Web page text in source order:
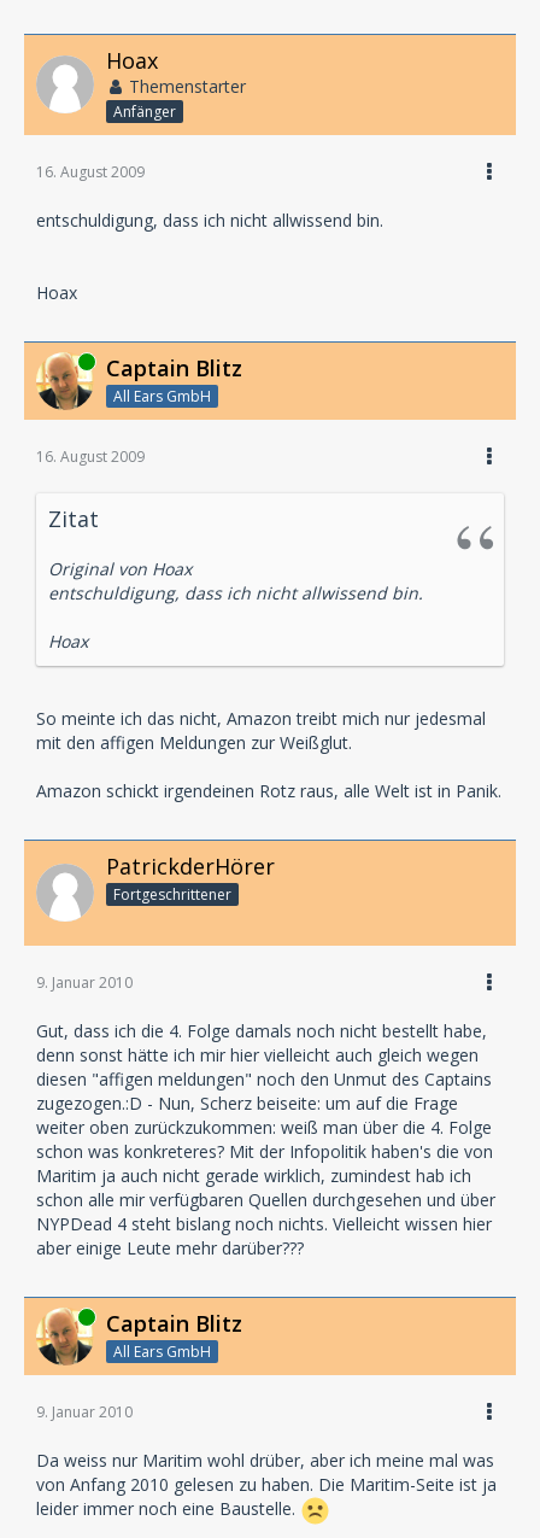
Hoax
Themenstarter
Anfänger
16. August 2009
entschuldigung, dass ich nicht allwissend bin.
Hoax
Online Captain Blitz
All Ears GmbH
16. August 2009
Zitat
Original von Hoax
entschuldigung, dass ich nicht allwissend bin.
Hoax
So meinte ich das nicht, Amazon treibt mich nur jedesmal
mit den affigen Meldungen zur Weißglut.
Amazon schickt irgendeinen Rotz raus, alle Welt ist in Panik.
PatrickderHörer
Fortgeschrittener
9. Januar 2010
Gut, dass ich die 4. Folge damals noch nicht bestellt habe,
denn sonst hätte ich mir hier vielleicht auch gleich wegen
diesen "affigen meldungen" noch den Unmut des Captains
zugezogen.:D - Nun, Scherz beiseite: um auf die Frage
weiter oben zurückzukommen: weiß man über die 4. Folge
schon was konkreteres? Mit der Infopolitik haben's die von
Maritim ja auch nicht gerade wirklich, zumindest hab ich
schon alle mir verfügbaren Quellen durchgesehen und über
NYPDead 4 steht bislang noch nichts. Vielleicht wissen hier
aber einige Leute mehr darüber???
Online Captain Blitz
All Ears GmbH
9. Januar 2010
Da weiss nur Maritim wohl drüber, aber ich meine mal was
von Anfang 2010 gelesen zu haben. Die Maritim-Seite ist ja
leider immer noch eine Baustelle.